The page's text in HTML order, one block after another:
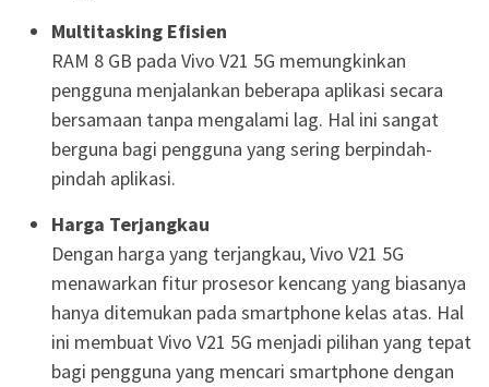
Multitasking Efisien
RAM 8 GB pada Vivo V21 5G memungkinkan
pengguna menjalankan beberapa aplikasi secara
bersamaan tanpa mengalami lag. Hal ini sangat
berguna bagi pengguna yang sering berpindah-
pindah aplikasi.
Harga Terjangkau
Dengan harga yang terjangkau, Vivo V21 5G
menawarkan fitur prosesor kencang yang biasanya
hanya ditemukan pada smartphone kelas atas. Hal
ini membuat Vivo V21 5G menjadi pilihan yang tepat
bagi pengguna yang mencari smartphone dengan